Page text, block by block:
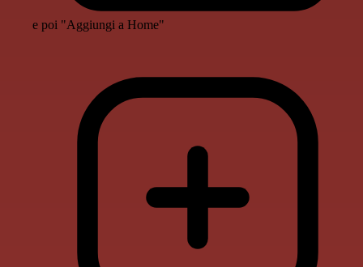
e poi "Aggiungi a Home"